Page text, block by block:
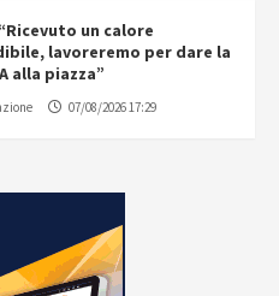
un calore
lavoreremo per dare la
alla piazza”
07/08/2026 17:29